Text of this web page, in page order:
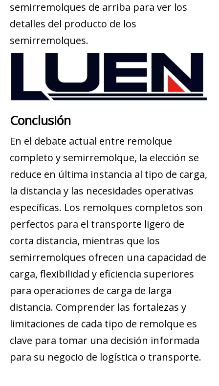
semirremolques de arriba para ver los
detalles del producto de los
semirremolques.
Conclusión
En el debate actual entre remolque
completo y semirremolque, la elección se
reduce en última instancia al tipo de carga,
la distancia y las necesidades operativas
específicas. Los remolques completos son
perfectos para el transporte ligero de
corta distancia, mientras que los
semirremolques ofrecen una capacidad de
carga, flexibilidad y eficiencia superiores
para operaciones de carga de larga
distancia. Comprender las fortalezas y
limitaciones de cada tipo de remolque es
clave para tomar una decisión informada
para su negocio de logística o transporte.